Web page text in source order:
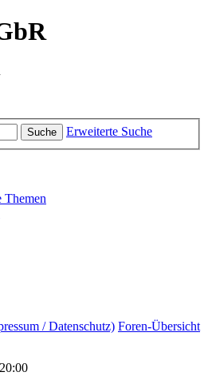
Suche Erweiterte Suche
Themen
/ Datenschutz) Foren-Übersicht